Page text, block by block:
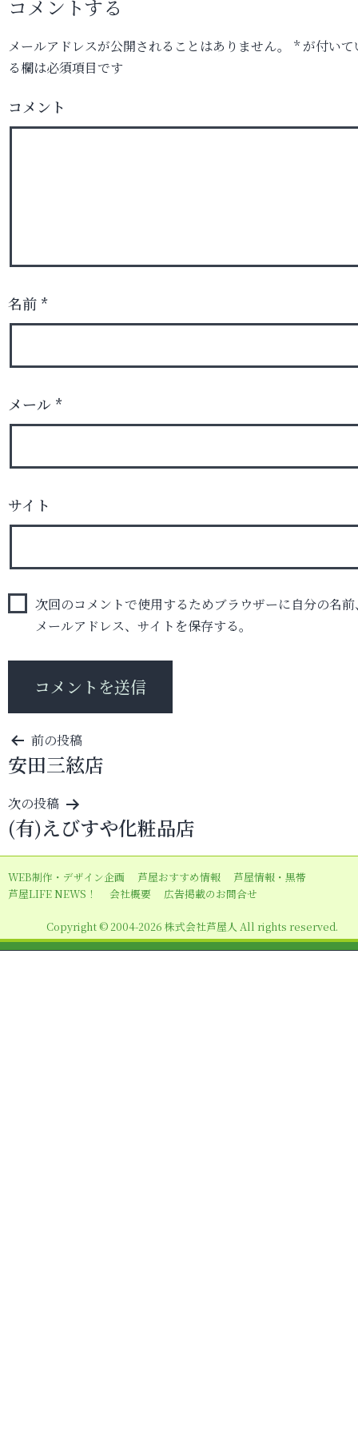
コメントする
メールアドレスが公開されることはありません。 *が付いて
る欄は必須項目です
コメント
名前 *
メール *
サイト
次回のコメントで使用するためブラウザーに自分の名前
メールアドレス、サイトを保存する。
投
稿
ナ
ビ
ゲ
ー
シ
ン
前の投稿
安田三絃店
次の投稿
(有)えびすや化粧品店
WEB制作・デザイン企画 芦屋おすすめ情報
芦屋情報・黒帯
芦屋LIFE NEWS！
会社概要 広告掲載のお問合せ
Copyright © 2004-2026 株式会社芦屋人 All rights reserved.